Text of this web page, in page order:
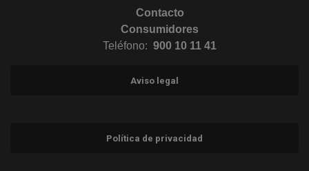
Contacto
Consumidores
Teléfono: 900 10 11 41
Aviso legal
Política de privacidad